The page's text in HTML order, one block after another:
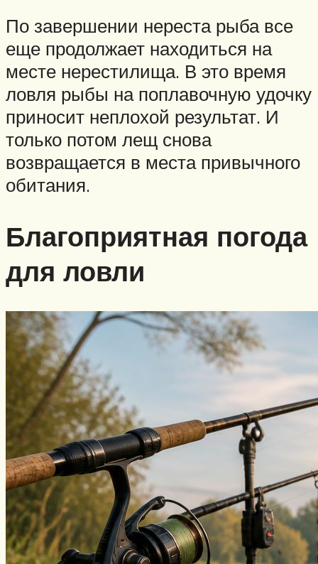
По завершении нереста рыба все
еще продолжает находиться на
месте нерестилища. В это время
ловля рыбы на поплавочную удочку
приносит неплохой результат. И
только потом лещ снова
возвращается в места привычного
обитания.
Благоприятная погода
для ловли